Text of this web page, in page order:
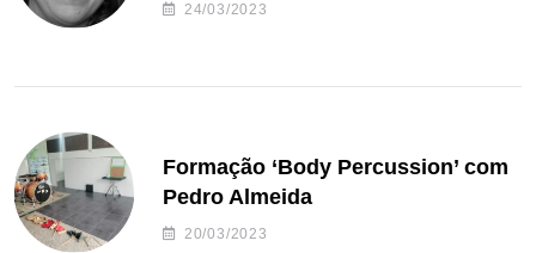
24/03/2023
Formação ‘Body Percussion’ com
Pedro Almeida
20/03/2023